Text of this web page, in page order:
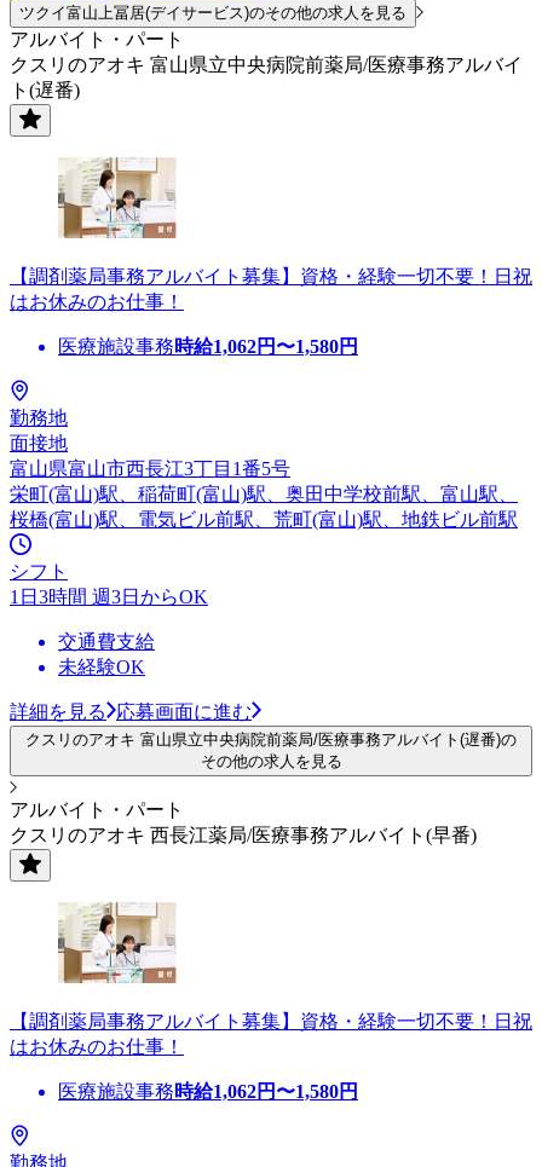
ツクイ富山上冨居(デイサービス)のその他の求人を見る
アルバイト・パート
クスリのアオキ 富山県立中央病院前薬局/医療事務アルバイ
ト(遅番)
【調剤薬局事務アルバイト募集】資格・経験一切不要！日祝
はお休みのお仕事！
医療施設事務時給1,062円〜1,580円
勤務地
面接地
富山県富山市西長江3丁目1番5号
栄町(富山)駅、稲荷町(富山)駅、奥田中学校前駅、富山駅、
桜橋(富山)駅、電気ビル前駅、荒町(富山)駅、地鉄ビル前駅
シフト
1日3時間 週3日からOK
交通費支給
未経験OK
詳細を見る 応募画面に進む
クスリのアオキ 富山県立中央病院前薬局/医療事務アルバイト(遅番)の
その他の求人を見る
アルバイト・パート
クスリのアオキ 西長江薬局/医療事務アルバイト(早番)
【調剤薬局事務アルバイト募集】資格・経験一切不要！日祝
はお休みのお仕事！
医療施設事務時給1,062円〜1,580円
勤務地